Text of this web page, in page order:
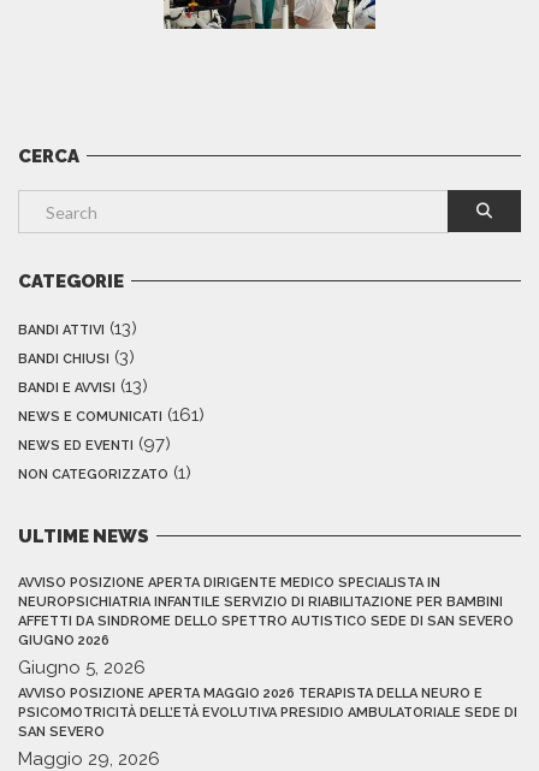
CERCA
CATEGORIE
BANDI ATTIVI (13)
BANDI CHIUSI (3)
BANDI E AVVISI (13)
NEWS E COMUNICATI (161)
NEWS ED EVENTI (97)
NON CATEGORIZZATO (1)
ULTIME NEWS
AVVISO POSIZIONE APERTA DIRIGENTE MEDICO SPECIALISTA IN
NEUROPSICHIATRIA INFANTILE SERVIZIO DI RIABILITAZIONE PER BAMBINI
AFFETTI DA SINDROME DELLO SPETTRO AUTISTICO SEDE DI SAN SEVERO
GIUGNO 2026
Giugno 5, 2026
AVVISO POSIZIONE APERTA MAGGIO 2026 TERAPISTA DELLA NEURO E
PSICOMOTRICITÀ DELL’ETÀ EVOLUTIVA PRESIDIO AMBULATORIALE SEDE DI
SAN SEVERO
Maggio 29, 2026